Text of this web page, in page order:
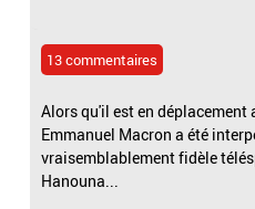
13 commentaires
Alors qu'il est en déplacement
Emmanuel Macron a été
vraisemblablement fidèle
Hanouna...